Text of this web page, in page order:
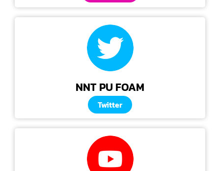
NNT PU FOAM
Twitter